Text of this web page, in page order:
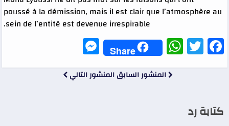
poussé à la démission, mais il est clair que l’atmosphère au
sein de l’entité est devenue irrespirable.
Facebook
Twitter
WhatsApp
Share
المنشور السابقالمنشور التالي
كتابة رد